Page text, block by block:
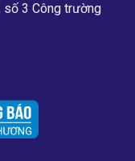
số 3 Công trường